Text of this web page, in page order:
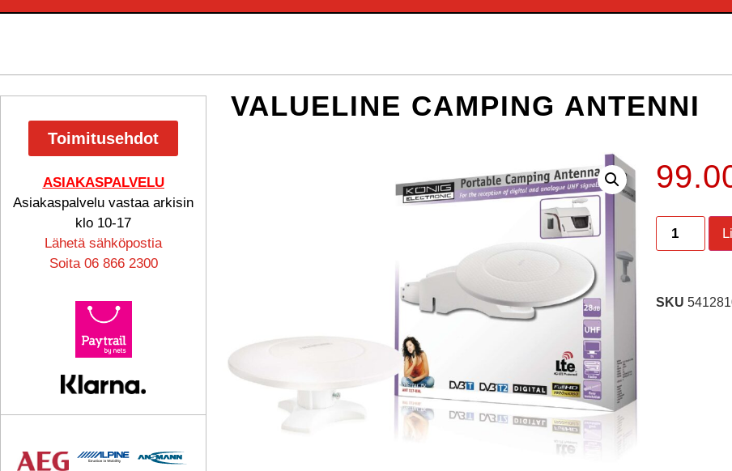
Toimitusehdot
ASIAKASPALVELU
Asiakaspalvelu vastaa arkisin
klo 10-17
Lähetä sähköpostia
Soita 06 866 2300
VALUELINE CAMPING ANTENNI
SKU